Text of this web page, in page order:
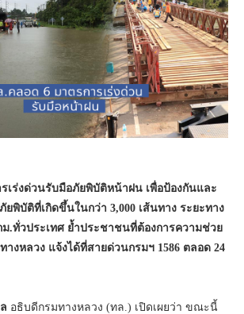
เร่งด่วนรับมือภัยพิบัติหน้าฝน เพื่อป้องกันและ
พิบัติที่เกิดขึ้นในกว่า 3,000 เส้นทาง ระยะทาง
ม.ทั่วประเทศ ย้ำประชาชนที่ต้องการความช่วย
างหลวง แจ้งได้ที่สายด่วนกรมฯ 1586 ตลอด 24
อธิบดีกรมทางหลวง (ทล.) เปิดเผยว่า ขณะนี้